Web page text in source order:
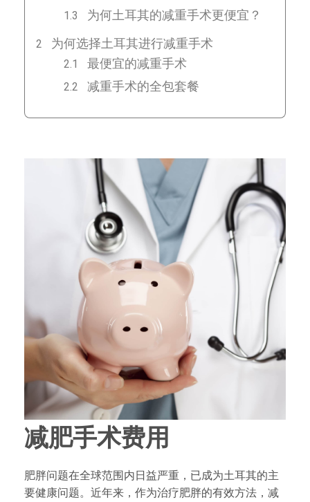
为何土耳其的减重手术更便宜？
为何选择土耳其进行减重手术
最便宜的减重手术
减重手术的全包套餐
减肥手术费用
肥胖问题在全球范围内日益严重，已成为土耳其的主
要健康问题。近年来，作为治疗肥胖的有效方法，减